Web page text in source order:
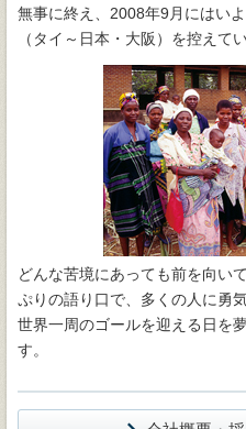
無事に終え、2008年9月にはい
（タイ～日本・大阪）を控えて
どんな苦境にあっても前を向い
ぷりの語り口で、多くの人に勇
世界一周のゴールを迎える日を
す。